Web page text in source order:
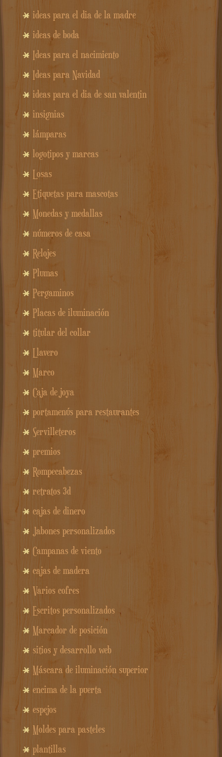
ideas para el dia de la madre
ideas de boda
Ideas para el nacimiento
Ideas para Navidad
ideas para el dia de san valentin
insignias
lámparas
logotipos y marcas
Losas
Etiquetas para mascotas
Monedas y medallas
números de casa
Relojes
Plumas
Pergaminos
Placas de iluminación
titular del collar
Llavero
Marco
Caja de joya
portamenús para restaurantes
Servilleteros
premios
Rompecabezas
retratos 3d
cajas de dinero
Jabones personalizados
Campanas de viento
cajas de madera
Varios cofres
Escritos personalizados
Marcador de posición
sitios y desarrollo web
Máscara de iluminación superior
encima de la puerta
espejos
Moldes para pasteles
plantillas